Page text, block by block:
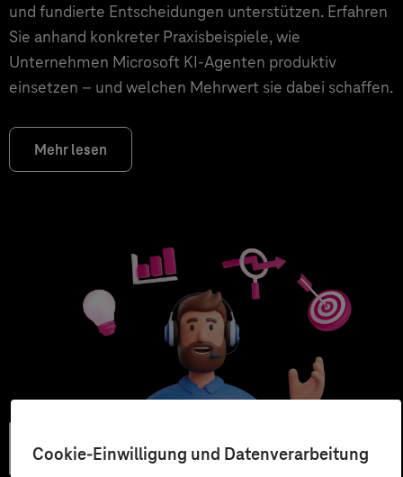
Cookie-Einwilligung und Datenverarbeitung
und fundierte Entscheidungen unterstützen. Erfahren
Sie anhand konkreter Praxisbeispiele, wie
Unternehmen Microsoft KI-Agenten produktiv
einsetzen – und welchen Mehrwert sie dabei schaffen.
Mehr lesen
Intelligenz